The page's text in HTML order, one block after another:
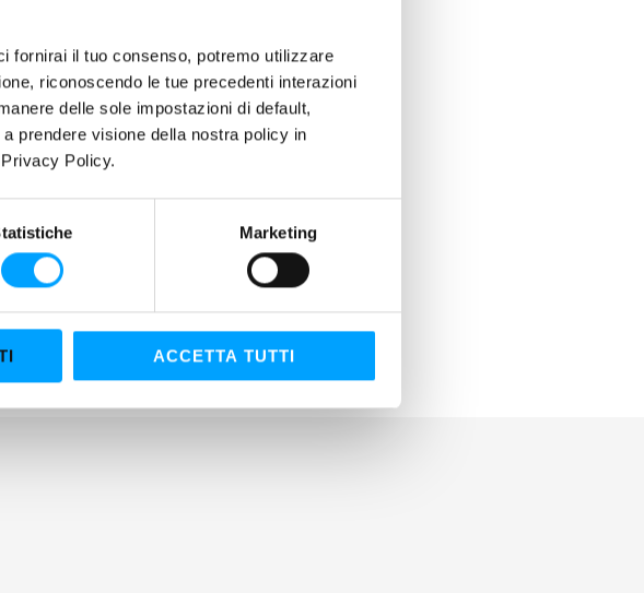
fornirai il tuo consenso, potremo utilizzare
riconoscendo le tue precedenti interazioni
delle sole impostazioni di default,
prendere visione della nostra policy in
Policy.
Marketing
ACCETTA TUTTI